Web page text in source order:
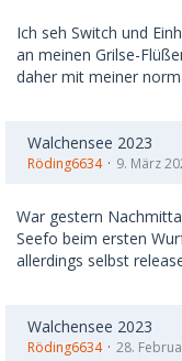
Ich seh Switch und
an meinen Grilse-
daher mit meiner
Walchensee 2023
Röding6634 9. März
War gestern
Seefo beim ersten
allerdings selbst
Walchensee 2023
Röding6634 28.